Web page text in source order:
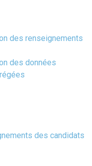
des renseignements
des données
des candidats